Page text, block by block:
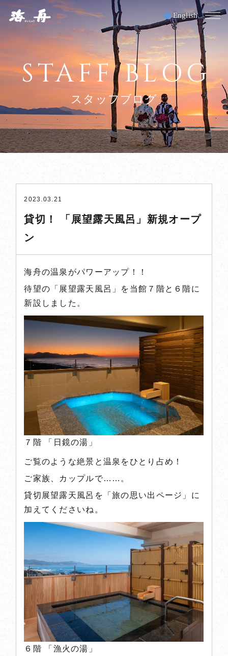
English
お料理
夕日ヶ浦温泉/施設
採用情報
正社員募集
スタッフブログ
記念日のお客様
プライバシーポリシー
English
ご宿泊予約
日帰りプラン
TEL 0772-74-0825
お問い合わせはお電話にて承っております
［受付時間］ 8:30-21:00
STAFF BLOG
スタッフブログ
2023.03.21
貸切！ 「展望露天風呂」新規オープ
ン
海舟の温泉がパワーアップ！！
待望の「展望露天風呂」を当館７階と６階に
新設しました。
７階 「日鏡の湯」
ご覧のような絶景と温泉をひとり占め！
ご家族、カップルで……。
貸切展望露天風呂を「旅の思い出ページ」に
加えてくださいね。
６階 「漁火の湯」